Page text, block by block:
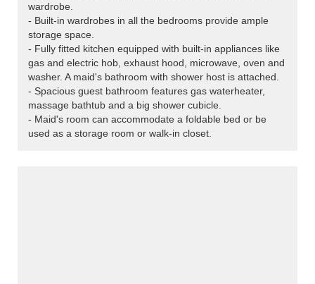
wardrobe.
- Built-in wardrobes in all the bedrooms provide ample
storage space.
- Fully fitted kitchen equipped with built-in appliances like
gas and electric hob, exhaust hood, microwave, oven and
washer. A maid's bathroom with shower host is attached.
- Spacious guest bathroom features gas waterheater,
massage bathtub and a big shower cubicle.
- Maid's room can accommodate a foldable bed or be
used as a storage room or walk-in closet.